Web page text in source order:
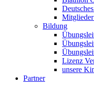
Bildung
Lizenz
unsere
Partner